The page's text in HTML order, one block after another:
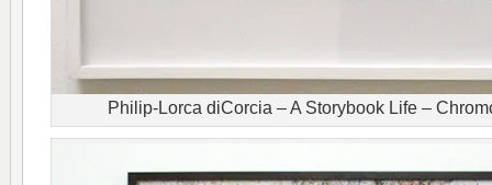
Philip-Lorca diCorcia – A Storybook Life –